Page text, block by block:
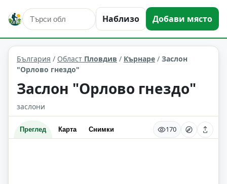
Наблизо Добави място
места за подслон Кърнаре Област: Пловдив
България / Област Пловдив / Кърнаре / Заслон
"Орлово гнездо"
Заслон "Орлово гнездо"
заслони
Преглед Карта Снимки 170